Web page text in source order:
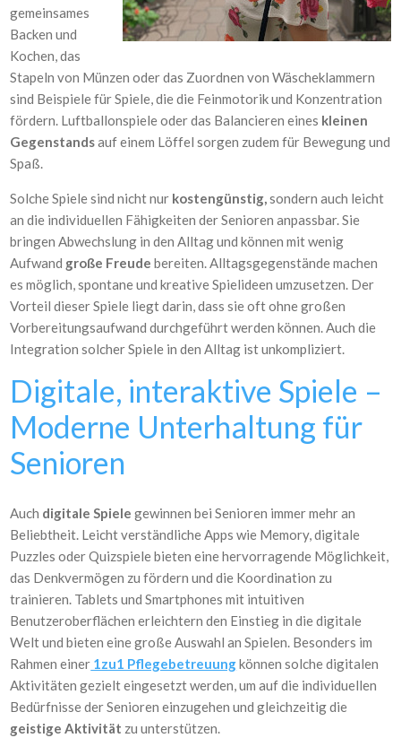
gemeinsames
Backen und
Kochen, das
Stapeln von Münzen oder das Zuordnen von Wäscheklammern
sind Beispiele für Spiele, die die Feinmotorik und Konzentration
fördern. Luftballonspiele oder das Balancieren eines kleinen
Gegenstandsauf einem Löffel sorgen zudem für Bewegung und
Spaß.
Solche Spiele sind nicht nur kostengünstig,sondern auch leicht
an die individuellen Fähigkeiten der Senioren anpassbar. Sie
bringen Abwechslung in den Alltag und können mit wenig
Aufwand große Freude bereiten. Alltagsgegenstände machen
es möglich, spontane und kreative Spielideen umzusetzen. Der
Vorteil dieser Spiele liegt darin, dass sie oft ohne großen
Vorbereitungsaufwand durchgeführt werden können. Auch die
Integration solcher Spiele in den Alltag ist unkompliziert.
Digitale, interaktive Spiele –
Moderne Unterhaltung für
Senioren
Auch digitale Spiele gewinnen bei Senioren immer mehr an
Beliebtheit. Leicht verständliche Apps wie Memory, digitale
Puzzles oder Quizspiele bieten eine hervorragende Möglichkeit,
das Denkvermögen zu fördern und die Koordination zu
trainieren. Tablets und Smartphones mit intuitiven
Benutzeroberflächen erleichtern den Einstieg in die digitale
Welt und bieten eine große Auswahl an Spielen. Besonders im
Rahmen einer 1zu1 Pflegebetreuungkönnen solche digitalen
Aktivitäten gezielt eingesetzt werden, um auf die individuellen
Bedürfnisse der Senioren einzugehen und gleichzeitig die
geistige Aktivität zu unterstützen.